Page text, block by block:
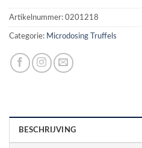
Artikelnummer: 0201218
Categorie: Microdosing Truffels
BESCHRIJVING